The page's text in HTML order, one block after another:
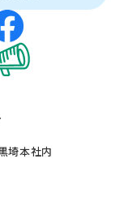
埼本社内